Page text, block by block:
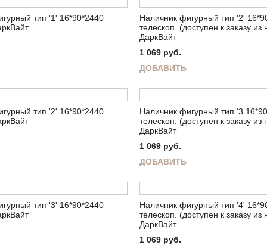
тип '1' 16*90*2440
Наличник фигурный тип '2'
телескоп. (доступен к заказу из
ДаркВайт
1 069 руб.
ДОБАВИТЬ
тип '2' 16*90*2440
Наличник фигурный тип '3
телескоп. (доступен к заказу из
ДаркВайт
1 069 руб.
ДОБАВИТЬ
тип '3' 16*90*2440
Наличник фигурный тип '4'
телескоп. (доступен к заказу из
ДаркВайт
1 069 руб.